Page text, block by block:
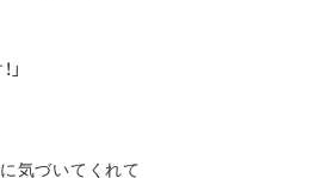
気づいてくれて